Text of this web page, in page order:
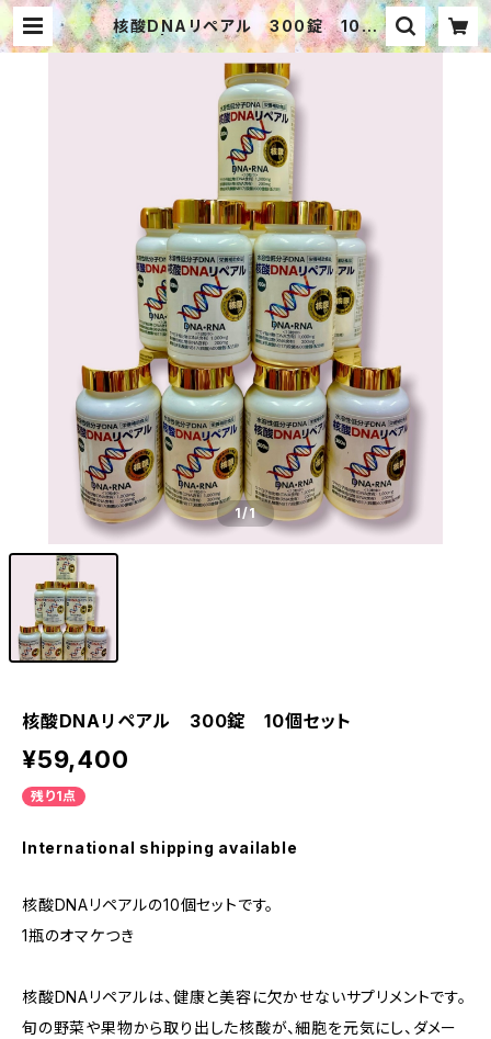
核酸DNAリペアル 300錠 10個
セット | ゆる漢方®で毎日ハッピー
WEBショップ
1/1
核酸DNAリペアル 300錠 10個セット
¥59,400
残り1点
International shipping available
核酸DNAリペアルの10個セットです。
1瓶のオマケつき
核酸DNAリペアルは、健康と美容に欠かせないサプリメントです。
旬の野菜や果物から取り出した核酸が、細胞を元気にし、ダメー